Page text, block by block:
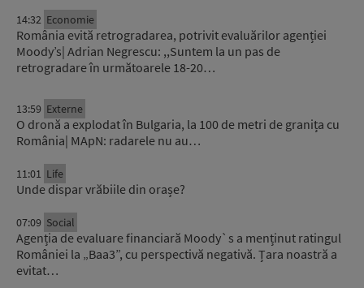
14:32 Economie
România evită retrogradarea, potrivit evaluărilor agenției
Moody’s| Adrian Negrescu: ,,Suntem la un pas de
retrogradare în următoarele 18-20…
13:59 Externe
O dronă a explodat în Bulgaria, la 100 de metri de granița cu
România| MApN: radarele nu au…
11:01 Life
Unde dispar vrăbiile din orașe?
07:09 Social
Agenția de evaluare financiară Moody`s a menținut ratingul
României la „Baa3”, cu perspectivă negativă. Țara noastră a
evitat…